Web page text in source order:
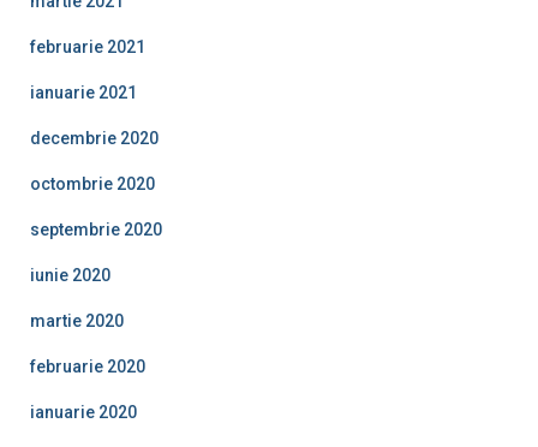
februarie 2021
ianuarie 2021
decembrie 2020
octombrie 2020
septembrie 2020
iunie 2020
martie 2020
februarie 2020
ianuarie 2020